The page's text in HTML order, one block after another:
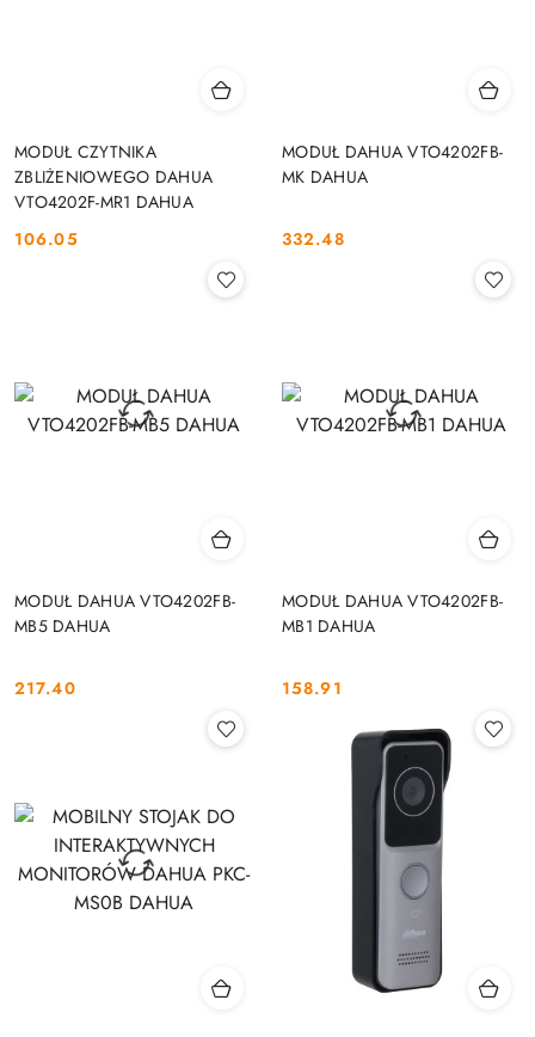
MODUŁ CZYTNIKA
ZBLIŻENIOWEGO DAHUA
VTO4202F-MR1 DAHUA
Cena:
106.05
MODUŁ DAHUA VTO4202FB-
MK DAHUA
Cena:
332.48
MODUŁ DAHUA VTO4202FB-
MB5 DAHUA
Cena:
217.40
MODUŁ DAHUA VTO4202FB-
MB1 DAHUA
Cena:
158.91